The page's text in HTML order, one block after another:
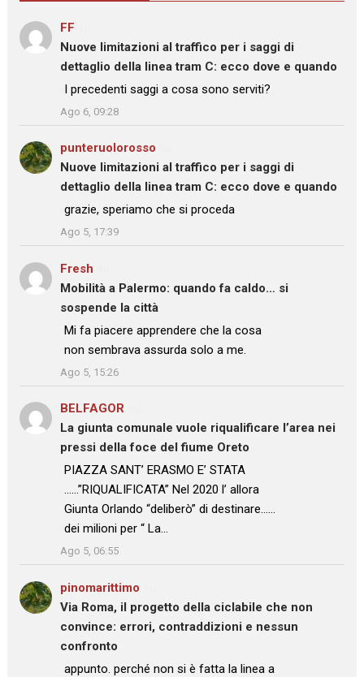
FF
Nuove limitazioni al traffico per i saggi di
dettaglio della linea tram C: ecco dove e quando
: “I precedenti saggi a cosa sono serviti?
Ago 6, 09:28
punteruolorosso
Nuove limitazioni al traffico per i saggi di
dettaglio della linea tram C: ecco dove e quando
: “
grazie, speriamo che si proceda
”
Ago 5, 17:39
Fresh
Mobilità a Palermo: quando fa caldo… si
sospende la città
: “
Mi fa piacere apprendere che la cosa
non sembrava assurda solo a me.
”
Ago 5, 15:26
BELFAGOR
La giunta comunale vuole riqualificare l’area nei
pressi della foce del fiume Oreto
: “PIAZZA SANT’ ERASMO E’ STATA
……”RIQUALIFICATA” Nel 2020 l’ allora
Giunta Orlando “deliberò” di destinare……
dei milioni per “ La…
”
Ago 5, 06:55
pinomarittimo
Via Roma, il progetto della ciclabile che non
convince: errori, contraddizioni e nessun
confronto
: “
appunto. perché non si è fatta la linea a